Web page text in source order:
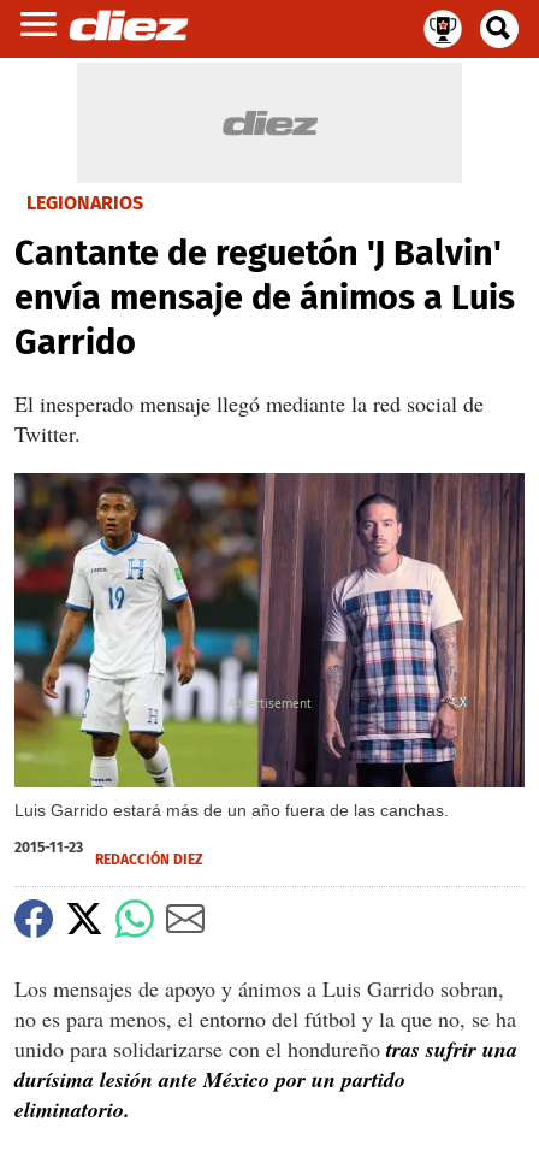
LEGIONARIOS
Cantante de reguetón 'J Balvin'
envía mensaje de ánimos a Luis
Garrido
El inesperado mensaje llegó mediante la red social de
Twitter.
Luis Garrido estará más de un año fuera de las canchas.
X
2015-11-23
REDACCIÓN DIEZ
Los mensajes de apoyo y ánimos a Luis Garrido sobran,
no es para menos, el entorno del fútbol y la que no, se ha
unido para solidarizarse con el hondureñotras sufrir una
durísima lesión ante México por un partido
eliminatorio.